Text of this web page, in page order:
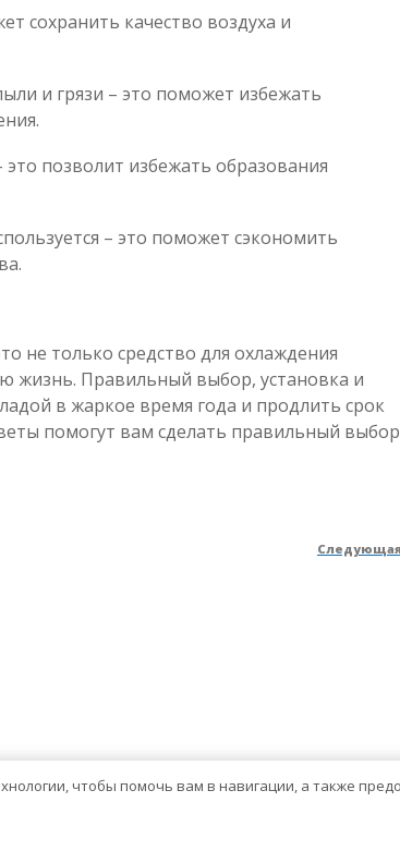
сохранить качество воздуха и
и грязи – это поможет избежать
позволит избежать образования
– это поможет сэкономить
не только средство для охлаждения
жизнь. Правильный выбор, установка и
в жаркое время года и продлить срок
помогут вам сделать правильный выбор
Следующая
чтобы помочь вам в навигации, а также